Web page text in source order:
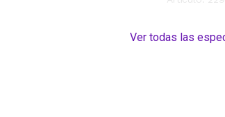
Ver todas las